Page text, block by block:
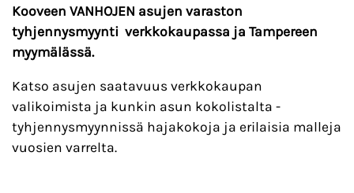
Kooveen VANHOJEN asujen varaston
tyhjennysmyynti verkkokaupassa ja Tampereen
myymälässä.
Katso asujen saatavuus verkkokaupan
valikoimista ja kunkin asun kokolistalta -
tyhjennysmyynnissä hajakokoja ja erilaisia malleja
vuosien varrelta.